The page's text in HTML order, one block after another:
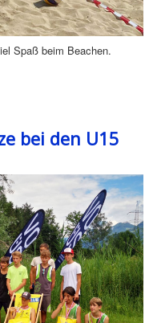
Spaß beim Beachen.
bei den U15